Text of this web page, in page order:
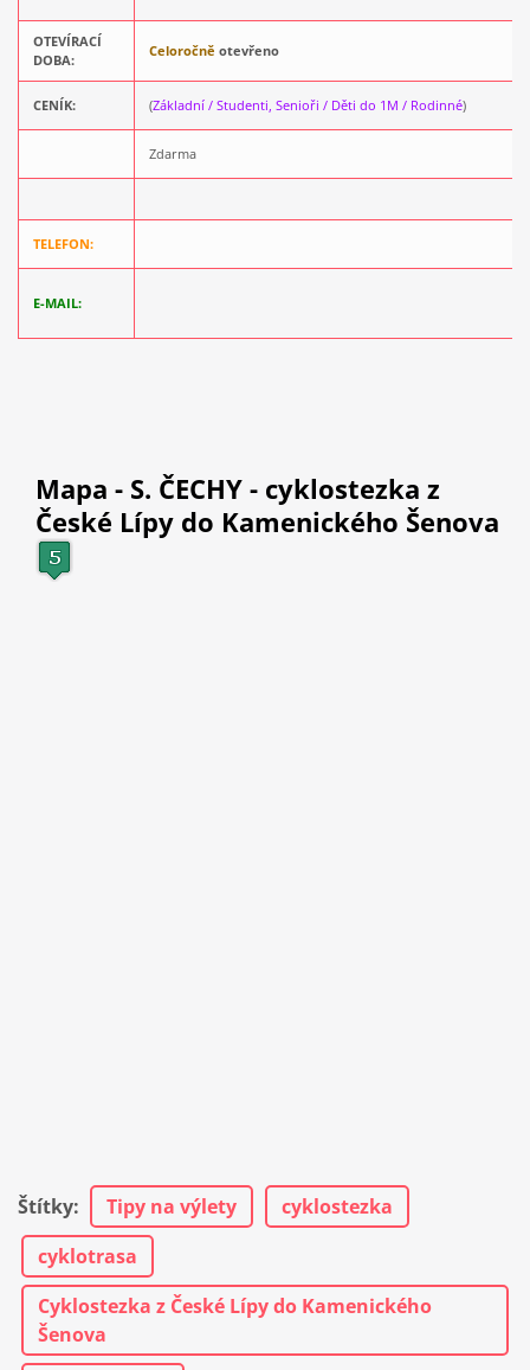
OTEVÍRACÍ
DOBA:
Celoročně otevřeno
CENÍK: (Základní / Studenti, Senioři / Děti do 1M / Rodinné)
Zdarma
TELEFON:
E-MAIL:
Mapa - S. ČECHY - cyklostezka z
České Lípy do Kamenického Šenova
Štítky: Tipy na výlety
cyklostezka
cyklotrasa
Cyklostezka z České Lípy do Kamenického
Šenova